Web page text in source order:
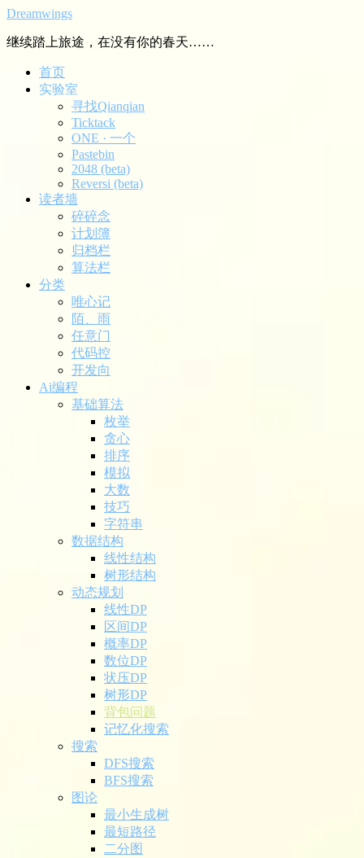
Dreamwings
继续踏上旅途，在没有你的春天……
首页
实验室
寻找Qianqian
Ticktack
ONE · 一个
Pastebin
2048 (beta)
Reversi (beta)
读者墙
碎碎念
计划簿
归档栏
算法栏
分类
唯心记
陌、雨
任意门
代码控
开发向
Ai编程
基础算法
枚举
贪心
排序
模拟
大数
技巧
字符串
数据结构
线性结构
树形结构
动态规划
线性DP
区间DP
概率DP
数位DP
状压DP
树形DP
背包问题
记忆化搜索
搜索
DFS搜索
BFS搜索
图论
最小生成树
最短路径
二分图